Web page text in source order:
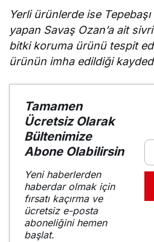
Yerli ürünlerde ise
yapan Savaş Ozan’a ait
bitki koruma ürünü tespit
ürünün imha edildiği
Tamamen
Ücretsiz Olarak
Bültenimize
Abone Olabilirsin
Yeni haberlerden
haberdar olmak için
fırsatı kaçırma ve
ücretsiz e-posta
aboneliğini hemen
başlat.